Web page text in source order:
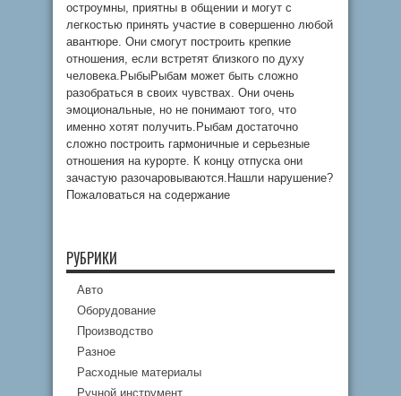
остроумны, приятны в общении и могут с
легкостью принять участие в совершенно любой
авантюре. Они смогут построить крепкие
отношения, если встретят близкого по духу
человека.РыбыРыбам может быть сложно
разобраться в своих чувствах. Они очень
эмоциональные, но не понимают того, что
именно хотят получить.Рыбам достаточно
сложно построить гармоничные и серьезные
отношения на курорте. К концу отпуска они
зачастую разочаровываются.Нашли нарушение?
Пожаловаться на содержание
РУБРИКИ
Авто
Оборудование
Производство
Разное
Расходные материалы
Ручной инструмент